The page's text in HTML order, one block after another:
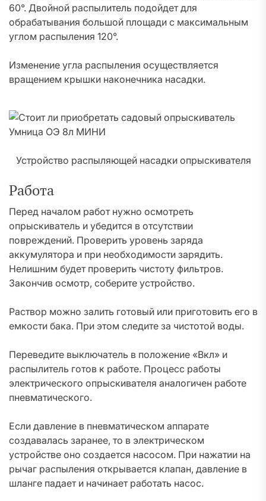
60°. Двойной распылитель подойдет для
обрабатывания большой площади с максимальным
углом распыления 120°.
Изменение угла распыления осуществляется
вращением крышки наконечника насадки.
Устройство распыляющей насадки опрыскивателя
Работа
Перед началом работ нужно осмотреть
опрыскиватель и убедится в отсутствии
повреждений. Проверить уровень заряда
аккумулятора и при необходимости зарядить.
Нелишним будет проверить чистоту фильтров.
Закончив осмотр, соберите устройство.
Раствор можно залить готовый или приготовить его в
емкости бака. При этом следите за чистотой воды.
Переведите выключатель в положение «Вкл» и
распылитель готов к работе. Процесс работы
электрического опрыскивателя аналогичен работе
пневматического.
Если давление в пневматическом аппарате
создавалась заранее, то в электрическом
устройстве оно создается насосом. При нажатии на
рычаг распыления открывается клапан, давление в
шланге падает и начинает работать насос.